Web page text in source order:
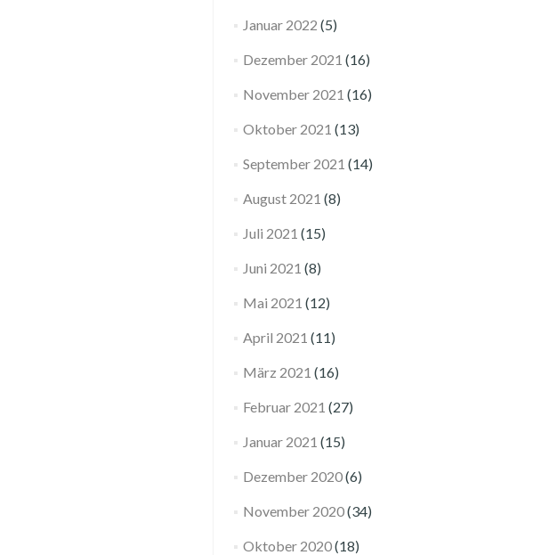
Januar 2022 (5)
Dezember 2021 (16)
November 2021 (16)
Oktober 2021 (13)
September 2021 (14)
August 2021 (8)
Juli 2021 (15)
Juni 2021 (8)
Mai 2021 (12)
April 2021 (11)
März 2021 (16)
Februar 2021 (27)
Januar 2021 (15)
Dezember 2020(6)
November 2020(34)
Oktober 2020(18)